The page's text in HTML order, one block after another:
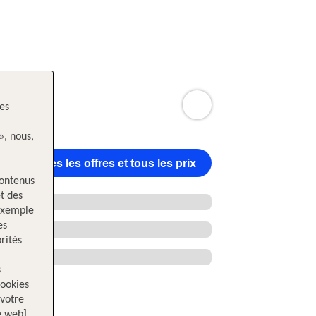
Toutes les offres et tous les prix
nous,
des